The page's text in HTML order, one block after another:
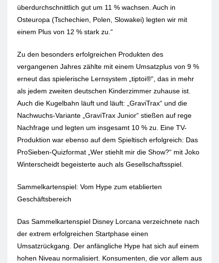
überdurchschnittlich gut um 11 % wachsen. Auch in
Osteuropa (Tschechien, Polen, Slowakei) legten wir mit
einem Plus von 12 % stark zu.“
Zu den besonders erfolgreichen Produkten des
vergangenen Jahres zählte mit einem Umsatzplus von 9 %
erneut das spielerische Lernsystem „tiptoi®“, das in mehr
als jedem zweiten deutschen Kinderzimmer zuhause ist.
Auch die Kugelbahn läuft und läuft: „GraviTrax“ und die
Nachwuchs-Variante „GraviTrax Junior“ stießen auf rege
Nachfrage und legten um insgesamt 10 % zu. Eine TV-
Produktion war ebenso auf dem Spieltisch erfolgreich: Das
ProSieben-Quizformat „Wer stiehlt mir die Show?“ mit Joko
Winterscheidt begeisterte auch als Gesellschaftsspiel.
Sammelkartenspiel: Vom Hype zum etablierten
Geschäftsbereich
Das Sammelkartenspiel Disney Lorcana verzeichnete nach
der extrem erfolgreichen Startphase einen
Umsatzrückgang. Der anfängliche Hype hat sich auf einem
hohen Niveau normalisiert. Konsumenten, die vor allem aus